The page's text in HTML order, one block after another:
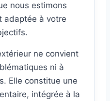
nous estimons
adaptée à votre
ne convient
ni à
Elle constitue une
intégrée à la